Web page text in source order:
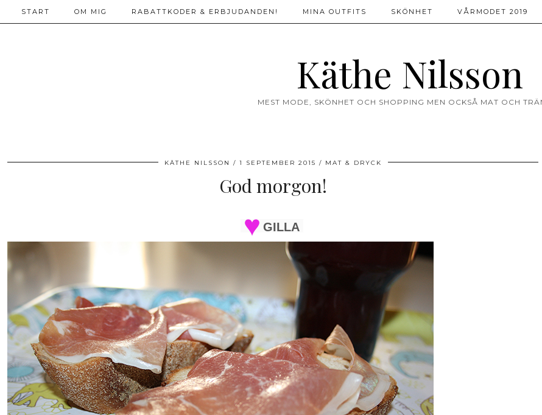
Käthe Nilsson
MEST MODE, SKÖNHET OCH SHOPPING MEN OCKSÅ MAT OCH
START OM MIG RABATTKODER & ERBJUDANDEN! MINA OUTFITS SKÖNHET VÅRMODET 2019
KÄTHE NILSSON 1 SEPTEMBER 2015 MAT & DRYCK
God morgon!
GILLA